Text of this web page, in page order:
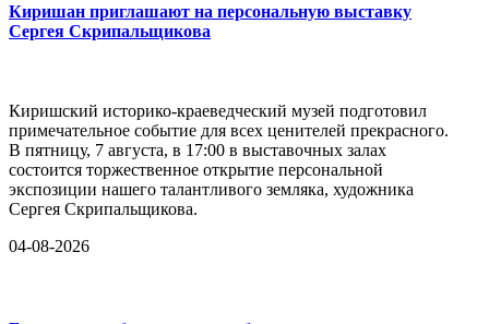
Киришан приглашают на персональную выставку
Сергея Скрипальщикова
Киришский историко-краеведческий музей подготовил
примечательное событие для всех ценителей прекрасного.
В пятницу, 7 августа, в 17:00 в выставочных залах
состоится торжественное открытие персональной
экспозиции нашего талантливого земляка, художника
Сергея Скрипальщикова.
04-08-2026